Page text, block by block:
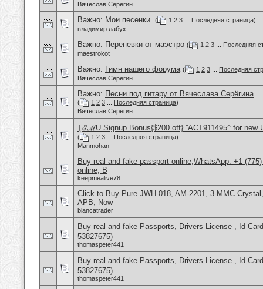
Вячеслав Серёгин
Важно: Мои песенки. ( 1 2 3 Последняя страница)
владимир лабух
Важно: Перепевки от маэстро ( 1 2 3
Последняя
maestrokot
Важно: Гимн нашего форума ( 1 2 3
Последняя
Вячеслав Серёгин
Важно: Песни под гитару от Вячеслава Серёгина
( 1 2 3 Последняя страница)
Вячеслав Серёгин
ŢℰℳU Signup Bonus{$200 off} ''ACT911495^ for new
( 1 2 3 Последняя страница)
Manmohan
Buy real and fake passport online,WhatsApp: +1
online, B
keepmealive78
Click to Buy Pure JWH-018, AM-2201, 3-MMC
APB, Now
blancatrader
Buy real and fake Passports, Drivers License , Id
53827675)
thomaspeter441
Buy real and fake Passports, Drivers License , Id
53827675)
thomaspeter441